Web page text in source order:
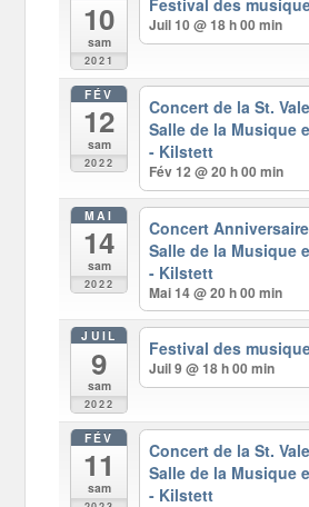
10
sam
2021
Festival des
Juil 10 @ 18 h 00 min
FÉV
12
sam
2022
Concert de la St.
Salle de la Musique
- Kilstett
Fév 12 @ 20 h 00 min
MAI
14
sam
2022
Concert
Salle de la Musique
- Kilstett
Mai 14 @ 20 h 00 min
JUIL
9
sam
2022
Festival des
Juil 9 @ 18 h 00 min
FÉV
11
sam
Concert de la St.
Salle de la Musique
- Kilstett